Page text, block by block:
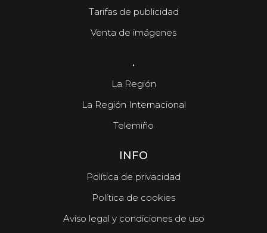
Tarifas de publicidad
Venta de imágenes
.
La Región
La Región Internacional
Telemiño
INFO
Política de privacidad
Política de cookies
Aviso legal y condiciones de uso